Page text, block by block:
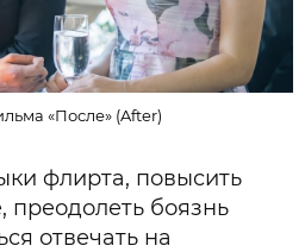
«После» (After)
флирта, повысить
преодолеть боязнь
отвечать на